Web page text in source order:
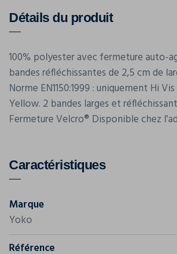
Détails du produit
100% polyester avec fermeture auto-
bandes réfléchissantes de 2,5 cm de
Norme EN1150:1999 : uniquement Hi
Yellow. 2 bandes larges et
Fermeture Velcro® Disponible chez
Caractéristiques
Marque
Yoko
Référence